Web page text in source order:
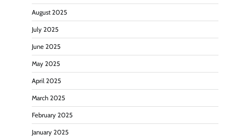
August 2025
July 2025
June 2025
May 2025
April 2025
March 2025
February 2025
January 2025